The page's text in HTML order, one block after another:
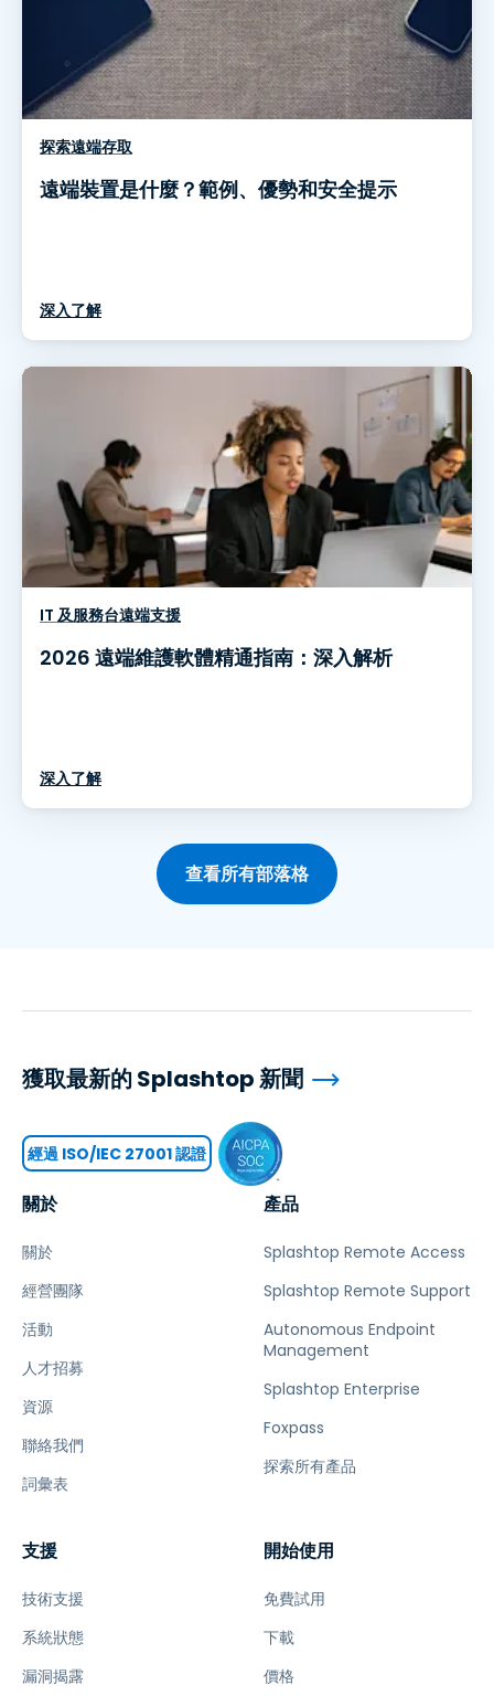
探索遠端存取
遠端裝置是什麼？範例、優勢和安全提示
深入了解
IT 及服務台遠端支援
2026 遠端維護軟體精通指南：深入解析
深入了解
查看所有部落格
關於
關於
經營團隊
活動
人才招募
資源
聯絡我們
詞彙表
產品
Splashtop Remote Access
Splashtop Remote Support
Autonomous Endpoint
Management
Splashtop Enterprise
Foxpass
探索所有產品
支援
技術支援
系統狀態
漏洞揭露
開始使用
免費試用
下載
價格
獲取最新的 Splashtop 新聞
經過 ISO/IEC 27001 認證